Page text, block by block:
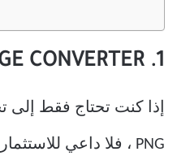
1. IMAGE CONVERTER